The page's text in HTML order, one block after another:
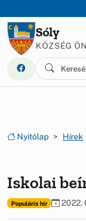
Sóly
KÖZSÉG
Nyitólap Hírek
Iskolai
Populáris hír 2022.